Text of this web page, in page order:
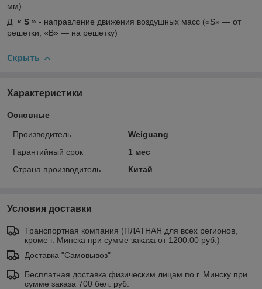
мм)
Д « S » - направление движения воздушных масс («S» ― от
решетки, «B» ― на решетку)
Скрыть
Характеристики
Основные
Производитель
Weiguang
Гарантийный срок
1 мес
Страна производитель
Китай
Условия доставки
Транспортная компания (ПЛАТНАЯ для всех регионов,
кроме г. Минска при сумме заказа от 1200.00 руб.)
Доставка "Самовывоз"
Бесплатная доставка физическим лицам по г. Минску при
сумме заказа 700 бел. руб.